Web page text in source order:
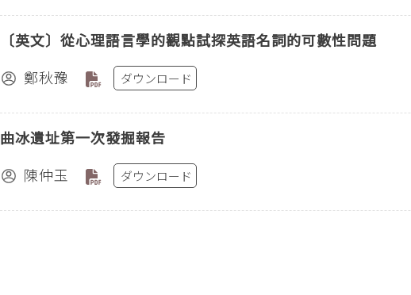
〔英文〕從心理語言學的觀點試探英語名詞的可數性問題
鄭秋豫
ダウンロード
曲冰遺址第一次發掘報告
陳仲玉
ダウンロード